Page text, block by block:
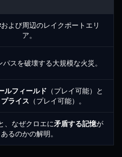
および周辺のレイクポートエリ
ア。
スを破壊する大規模な火災。
ルフィールド （プレイ可能）と
ライス （プレイ可能）。
、なぜクロエに矛盾する記憶が
あるのかの解明。